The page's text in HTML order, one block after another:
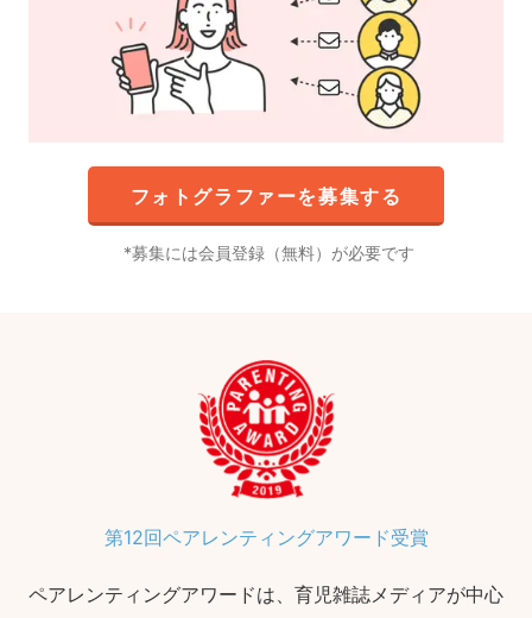
フォトグラファーを募集する
募集には会員登録（無料）が必要です
第12回ペアレンティングアワード受賞
ペアレンティングアワードは、育児雑誌メディアが中心